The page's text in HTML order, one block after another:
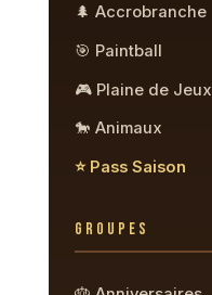
🌲 Accrobranche
🎯 Paintball
🎮 Plaine de Jeux
🐎 Animaux
⭐ Pass Saison
GROUPES